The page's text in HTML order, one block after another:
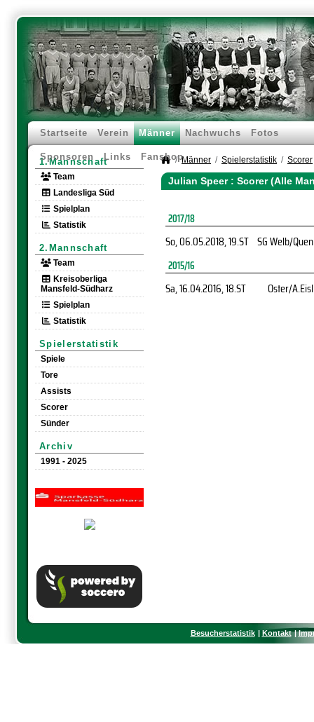
Startseite Verein Männer Nachwuchs Fotos
Sponsoren Links Fanshop
1.Mannschaft
Team
Landesliga Süd
Spielplan
Statistik
2.Mannschaft
Team
Kreisoberliga
Mansfeld-Südharz
Spielplan
Statistik
Spielerstatistik
Spiele
Tore
Assists
Scorer
Sünder
Archiv
1991 - 2025
Männer Spielerstatistik Scorer
Julian Speer : Scorer (Alle
2017/18
So, 06.05.2018, 19.ST SG Welb/Quen
2015/16
Sa, 16.04.2016, 18.ST Oster/A.Eisl
Besucherstatistik Kontakt